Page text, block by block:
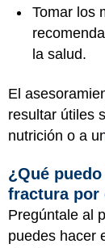
Tomar los
la salud.
El
resultar útiles
nutrición o a
¿Qué
fractura por
Pregúntale al
puedes hacer